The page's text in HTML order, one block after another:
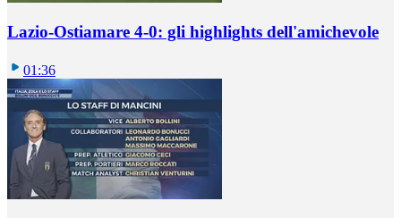
Lazio-Ostiamare 4-0: gli highlights dell'amichevole
01:36